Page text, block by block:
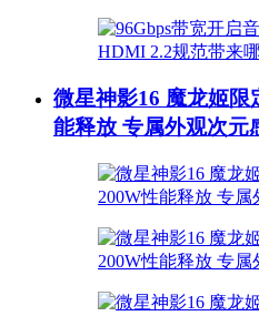
微星神影16 魔龙姬限
能释放 专属外观次元